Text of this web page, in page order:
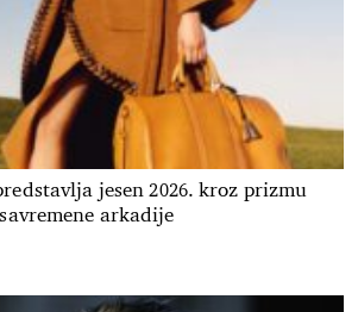
jesen 2026. kroz prizmu
savremene arkadije